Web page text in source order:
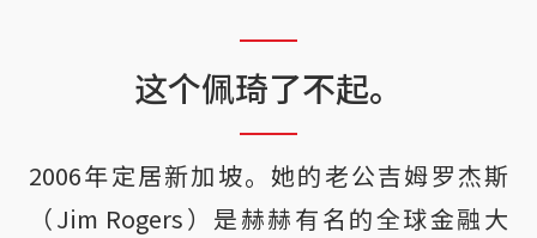
这个佩琦了不起。
2006年定居新加坡。她的老公吉姆罗杰斯
（Jim Rogers）是赫赫有名的全球金融大